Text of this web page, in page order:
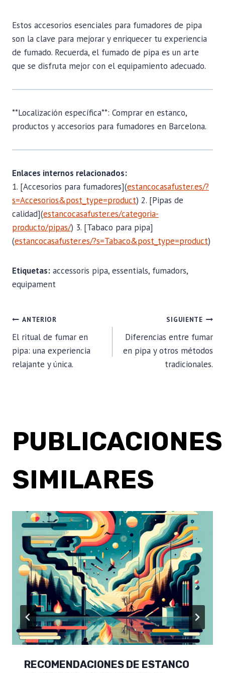
Estos accesorios esenciales para fumadores de pipa
son la clave para mejorar y enriquecer tu experiencia
de fumado. Recuerda, el fumado de pipa es un arte
que se disfruta mejor con el equipamiento adecuado.
**Localización específica**: Comprar en estanco,
productos y accesorios para fumadores en Barcelona.
Enlaces internos relacionados:
1. [Accesorios para fumadores](estancocasafuster.es/?
s=Accesorios&post_type=product) 2. [Pipas de
calidad](estancocasafuster.es/categoria-
producto/pipas/) 3. [Tabaco para pipa]
(estancocasafuster.es/?s=Tabaco&post_type=product)
Etiquetas: accessoris pipa, essentials, fumadors,
equipament
NAVEGACIÓN
DE
ENTRADAS
ANTERIOR
El ritual de fumar en
pipa: una experiencia
relajante y única.
SIGUIENTE
Diferencias entre fumar
en pipa y otros métodos
tradicionales.
PUBLICACIONES
SIMILARES
RECOMENDACIONES DE ESTANCO